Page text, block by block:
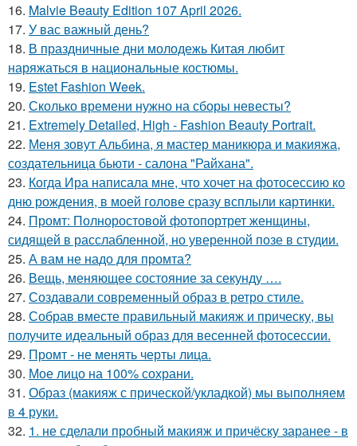
16. Malvie Beauty Edition 107 April 2026.
17. У вас важный день?
18. В праздничные дни молодежь Китая любит
наряжаться в национальные костюмы.
19. Estet Fashion Week.
20. Сколько времени нужно на сборы невесты?
21. Extremely Detailed, High - Fashion Beauty Portrait.
22. Меня зовут Альбина, я мастер маникюра и макияжа,
создательница бьюти - салона "Райхана".
23. Когда Ира написала мне, что хочет на фотосессию ко
дню рождения, в моей голове сразу всплыли картинки.
24. Промт: Полноростовой фотопортрет женщины,
сидящей в расслабленной, но уверенной позе в студии.
25. А вам не надо для промта?
26. Вещь, меняющее состояние за секунду ….
27. Создавали современный образ в ретро стиле.
28. Собрав вместе правильный макияж и прическу, вы
получите идеальный образ для весенней фотосессии.
29. Промт - не менять черты лица.
30. Мое лицо на 100% сохрани.
31. Образ (макияж с прической/укладкой) мы выполняем
в 4 руки.
32. 1. не сделали пробный макияж и причёску заранее - в